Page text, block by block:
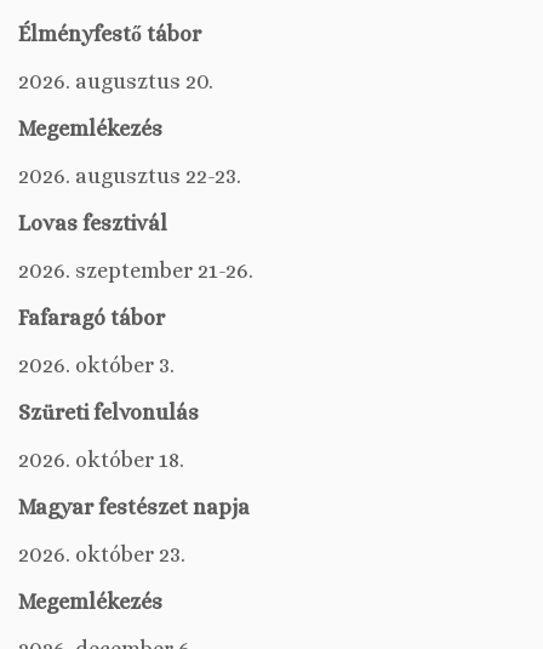
Élményfestő tábor
2026. augusztus 20.
Megemlékezés
2026. augusztus 22-23.
Lovas fesztivál
2026. szeptember 21-26.
Fafaragó tábor
2026. október 3.
Szüreti felvonulás
2026. október 18.
Magyar festészet napja
2026. október 23.
Megemlékezés